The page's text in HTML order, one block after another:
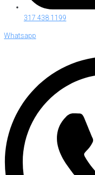
317 438 1199
Whatsapp